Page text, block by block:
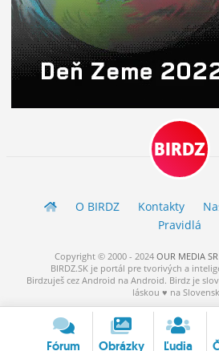
BIRDZ
O BIRDZ Kontakty
Pravidlá
Copyright © 2000 - 2024 OUR MEDIA
BIRDZ.SK je portál pre tvorivých a
Birdzuješ cez Android na Android. Birdz je
láskou ♥ na
Fórum Obrázky Ľudia